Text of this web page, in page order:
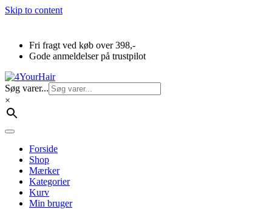
Skip to content
Fri fragt ved køb over 398,-
Gode anmeldelser på trustpilot
Søg varer...
×
Forside
Shop
Mærker
Kategorier
Kurv
Min bruger